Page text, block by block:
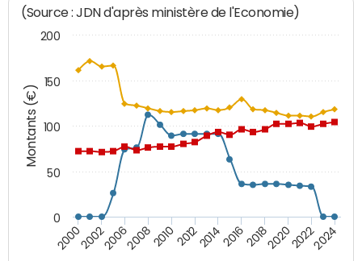
Montants (€)
(Source : JDN d'après ministère de l'Economie)
200020022006200820102012201420162018202020222024
0
50
100
150
200